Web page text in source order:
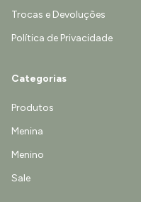
Trocas e Devoluções
Política de Privacidade
Categorias
Produtos
Menina
Menino
Sale